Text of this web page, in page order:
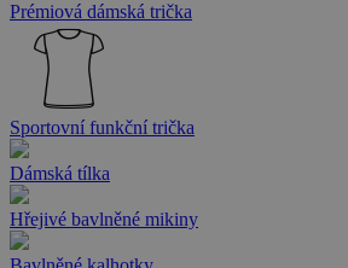
Prémiová dámská trička
Sportovní funkční trička
Dámská tílka
Hřejivé bavlněné mikiny